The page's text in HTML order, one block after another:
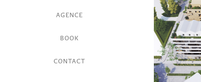
AGENCE
BOOK
CONTACT